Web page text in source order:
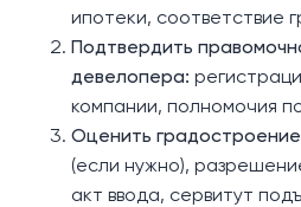
ипотеки, соответствие
Подтвердить
девелопера:
компании, полномочия
Оценить
(если нужно),
акт ввода, сервитут